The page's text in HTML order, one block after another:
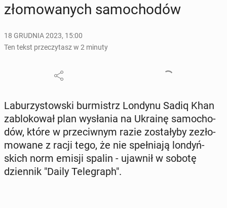
zło­mo­wa­nych sa­mo­cho­dów
18 GRUDNIA 2023, 15:00
Ten tekst przeczytasz w 2 minuty
La­bu­rzy­stow­ski bur­mistrz Londynu Sadiq Khan
za­blo­ko­wał plan wy­sła­nia na Ukrainę sa­mo­cho­
dów, które w prze­ciw­nym razie zo­sta­ły­by ze­zło­
mo­wa­ne z racji tego, że nie speł­nia­ją lon­dyń­
skich norm emisji spalin - ujawnił w sobotę
dzien­nik "Daily Te­le­graph".